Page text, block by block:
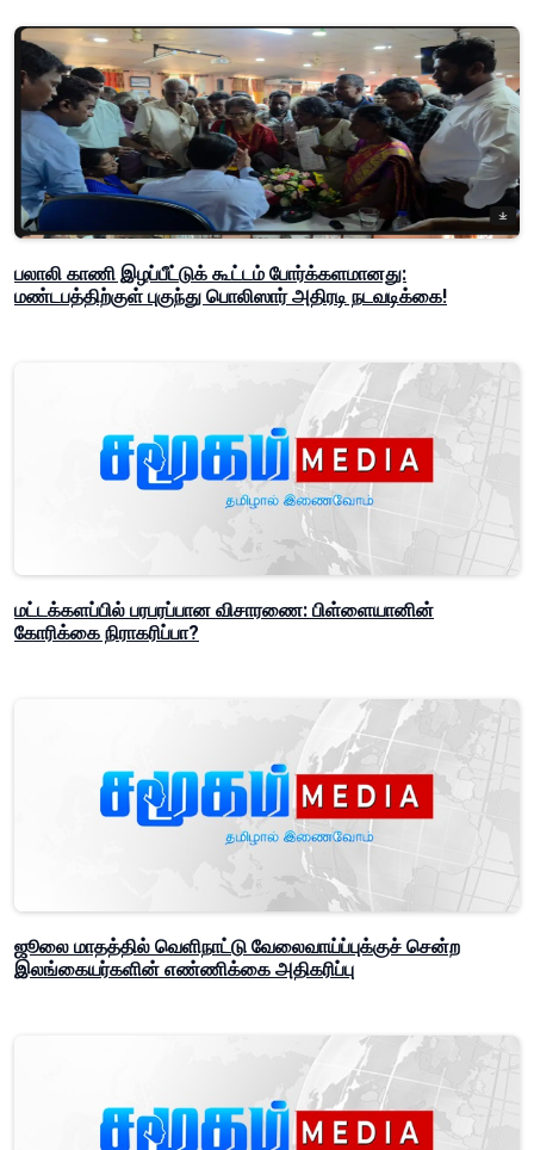
பலாலி காணி இழப்பீட்டுக் கூட்டம் போர்க்களமானது:
மண்டபத்திற்குள் புகுந்து பொலிஸார் அதிரடி நடவடிக்கை!
மட்டக்களப்பில் பரபரப்பான விசாரணை: பிள்ளையானின்
கோரிக்கை நிராகரிப்பா?
ஜூலை மாதத்தில் வெளிநாட்டு வேலைவாய்ப்புக்குச் சென்ற
இலங்கையர்களின் எண்ணிக்கை அதிகரிப்பு